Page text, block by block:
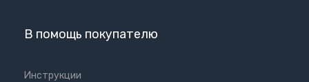
В помощь покупателю
Инструкции